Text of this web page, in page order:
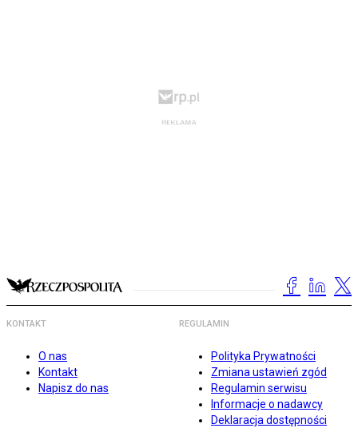
KONTAKT
O nas
Kontakt
Napisz do nas
REGULAMIN
Polityka Prywatności
Zmiana ustawień zgód
Regulamin serwisu
Informacje o nadawcy
Deklaracja dostępności